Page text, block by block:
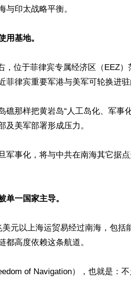
与印太战略平衡。
用基地。
，位于菲律宾专属经济区（EEZ
菲律宾重要军港与美军可轮换进
那样把黄岩岛“人工岛化、军事
美军部署形成压力。
军事化，将与中共在南海其它据
单一国家主导。
元以上海运贸易经过南海，包括
高度依赖这条航道。
of Navigation），也就是：